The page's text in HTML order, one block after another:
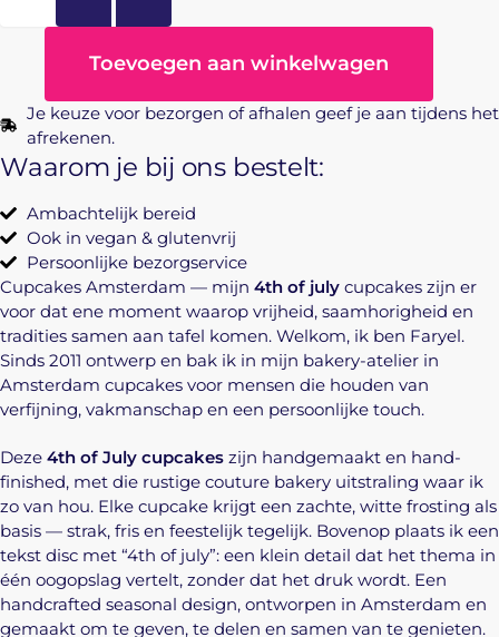
Toevoegen aan winkelwagen
Je keuze voor bezorgen of afhalen geef je aan tijdens het
afrekenen.
Waarom je bij ons bestelt:
Ambachtelijk bereid
Ook in vegan & glutenvrij
Persoonlijke bezorgservice
Cupcakes Amsterdam — mijn 4th of july cupcakes zijn er
voor dat ene moment waarop vrijheid, saamhorigheid en
tradities samen aan tafel komen. Welkom, ik ben Faryel.
Sinds 2011 ontwerp en bak ik in mijn bakery-atelier in
Amsterdam cupcakes voor mensen die houden van
verfijning, vakmanschap en een persoonlijke touch.
Deze 4th of July cupcakes zijn handgemaakt en hand-
finished, met die rustige couture bakery uitstraling waar ik
zo van hou. Elke cupcake krijgt een zachte, witte frosting als
basis — strak, fris en feestelijk tegelijk. Bovenop plaats ik een
tekst disc met “4th of july”: een klein detail dat het thema in
één oogopslag vertelt, zonder dat het druk wordt. Een
handcrafted seasonal design, ontworpen in Amsterdam en
gemaakt om te geven, te delen en samen van te genieten.